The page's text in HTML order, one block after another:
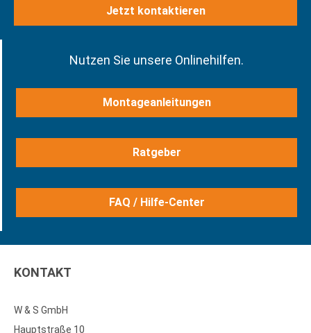
Jetzt kontaktieren
Nutzen Sie unsere Onlinehilfen.
Montageanleitungen
Ratgeber
FAQ / Hilfe-Center
KONTAKT
W & S GmbH
Hauptstraße 10